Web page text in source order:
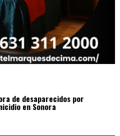
de desaparecidos por
en Sonora